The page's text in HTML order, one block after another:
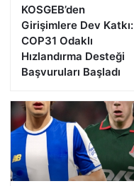
KOSGEB’den
Girişimlere Dev Katkı:
COP31 Odaklı
Hızlandırma Desteği
Başvuruları Başladı